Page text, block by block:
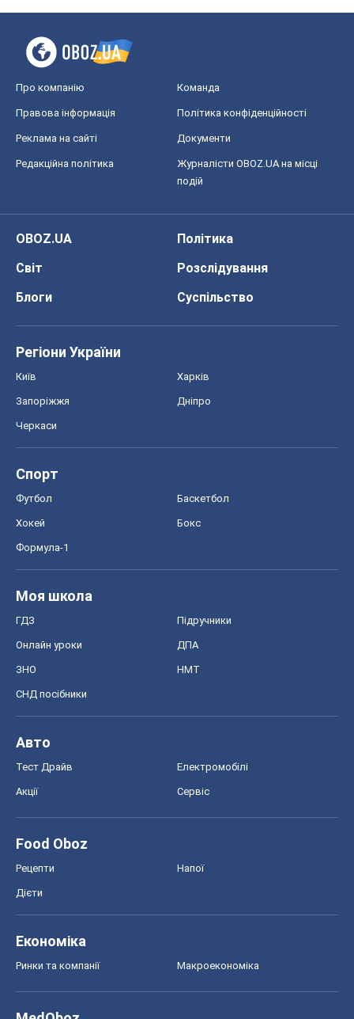
Про компанію Команда
Правова інформація Політика конфіденційності
Реклама на сайті Документи
Редакційна політика
Журналісти OBOZ.UA на місці
подій
OBOZ.UA
Політика
Світ
Розслідування
Блоги
Суспільство
Регіони України
Київ Харків
Запоріжжя Дніпро
Черкаси
Спорт
Футбол Баскетбол
Хокей Бокс
Формула-1
Моя школа
ГДЗ Підручники
Онлайн уроки ДПА
ЗНО НМТ
СНД посібники
Авто
Тест Драйв Електромобілі
Акції Сервіс
Food Oboz
Рецепти Напої
Дієти
Економіка
Ринки та компанії Макроекономіка